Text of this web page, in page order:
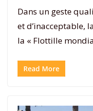
Dans un geste
et d’inacceptable,
la « Flottille
Read More